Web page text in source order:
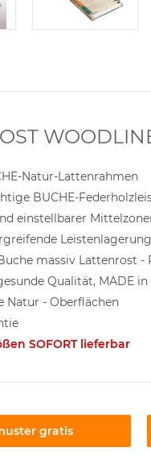
Natur-Lattenrahmen
BUCHE-
einstellbarer
Leistenlagerung
massiv Lattenrost -
Qualität, MADE in
Natur - Oberflächen
SOFORT lieferbar
gratis